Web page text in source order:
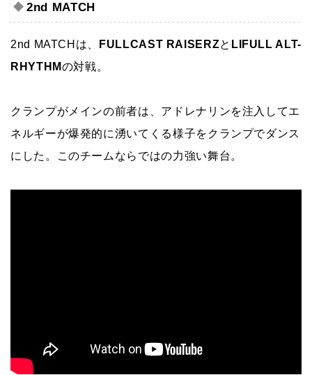
2nd MATCH
2nd MATCHは、 FULLCAST RAISERZと LIFULL ALT-
RHYTHMの対戦。
クランプがメインの前者は、アドレナリンを注入してエ
ネルギーが爆発的に湧いてくる様子をクランプでダンス
にした。このチームならではの力強い舞台。